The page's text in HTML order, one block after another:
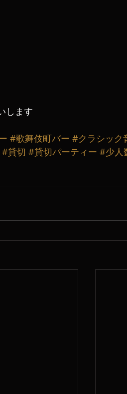
します
#歌舞伎町バー #クラシック
#貸切 #貸切パーティー #少人